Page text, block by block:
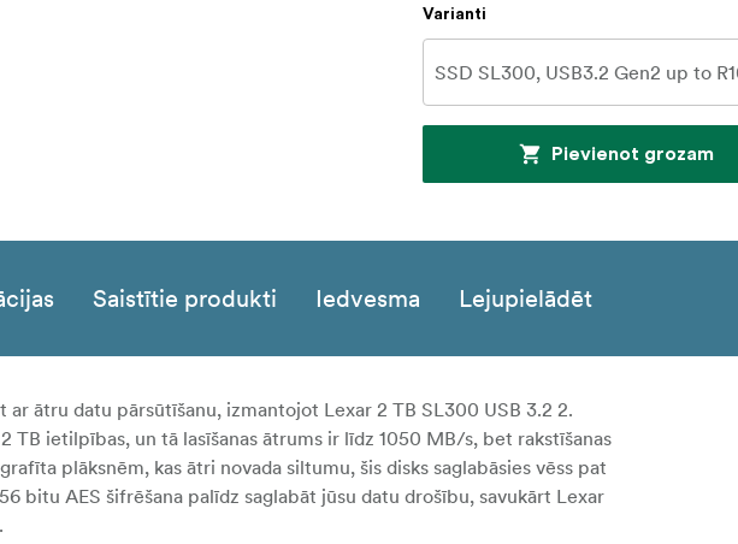
Varianti
Pievienot grozam
Saistītie produkti Iedvesma Lejupielādēt
ar ātru datu pārsūtīšanu, izmantojot Lexar 2 TB SL300 USB 3.2 2.
TB ietilpības, un tā lasīšanas ātrums ir līdz 1050 MB/s, bet rakstīšanas
plāksnēm, kas ātri novada siltumu, šis disks saglabāsies vēss pat
bitu AES šifrēšana palīdz saglabāt jūsu datu drošību, savukārt Lexar